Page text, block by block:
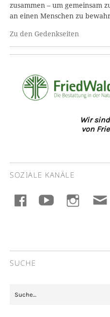
zusammen – um gemeinsam
an einen Menschen zu
Zu den Gedenkseiten
Wir
von
SOZIALE KANÄLE
facebook youtube
SUCHE